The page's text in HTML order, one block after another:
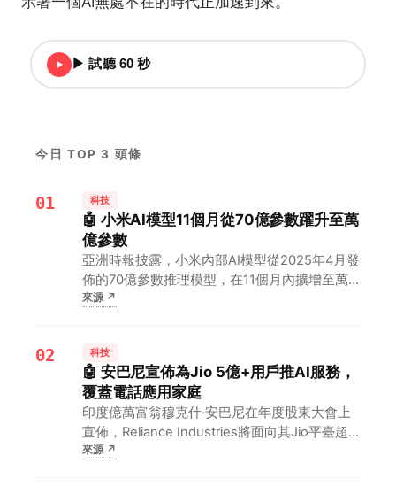
▶ 試聽 60 秒
今日 TOP 3 頭條
01 科技
🤖 小米AI模型11個月從70億參數躍升至萬
億參數
亞洲時報披露，小米內部AI模型從2025年4月發
佈的70億參數推理模型，在11個月內擴增至萬
億參數，期間一度被誤認為DeepSeek。對AI行
來源↗
02 科技
🤖 安巴尼宣佈為Jio 5億+用戶推AI服務，
覆蓋電話應用家庭
印度億萬富翁穆克什·安巴尼在年度股東大會上
宣佈，Reliance Industries將面向其Jio平臺超5
億用戶推出AI服務，覆蓋電話、移動應用和智能
來源↗